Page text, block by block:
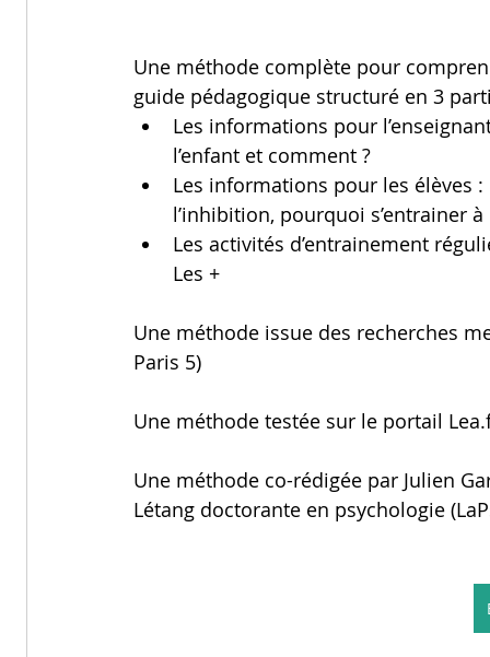
Une méthode complète pour
guide pédagogique structuré en 3
Les informations pour
l’enfant et comment ?
Les informations pour les élèves
l’inhibition, pourquoi s’entrainer
Les activités d’entrainement
Les +
Une méthode issue des recherches
Paris 5)
Une méthode testée sur le portail
Une méthode co-rédigée par Julien
Létang doctorante en psychologie